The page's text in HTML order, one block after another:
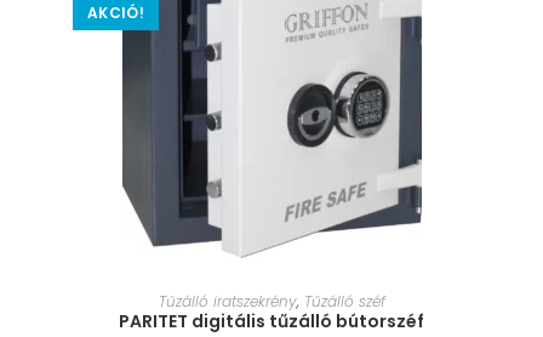
AKCIÓ!
MÉRET VÁLASZTÁSA
Tűzálló iratszekrény, Tűzálló széf
PARITET digitális tűzálló bútorszéf